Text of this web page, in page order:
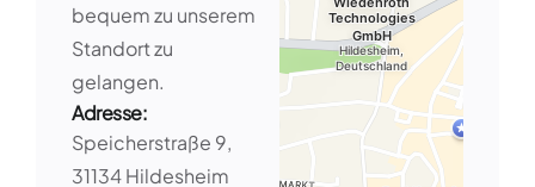
bequem zu unserem
Standort zu
gelangen.
Adresse:
Speicherstraße 9,
31134 Hildesheim